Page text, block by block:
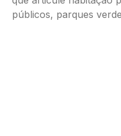
públicos, parques